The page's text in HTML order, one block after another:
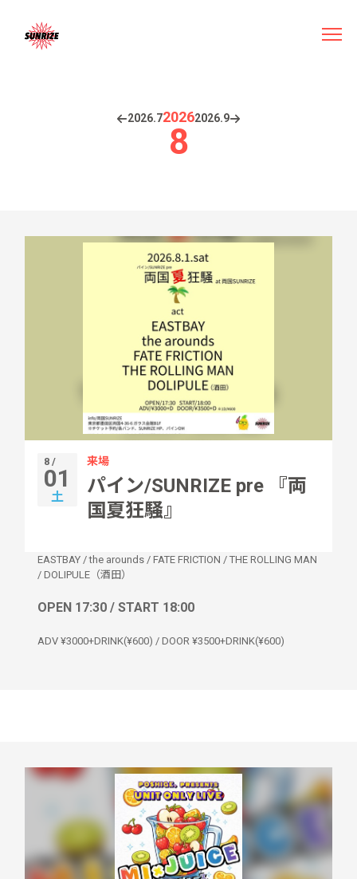
2026.72026
8
2026.9
8 /
01
土
来場
パイン/SUNRIZE pre 『両
国夏狂騒』
EASTBAY /the arounds / FATE FRICTION / THE ROLLING MAN
/ DOLIPULE（酒田）
OPEN 17:30 / START 18:00
ADV ¥3000+DRINK(¥600) / DOOR ¥3500+DRINK(¥600)